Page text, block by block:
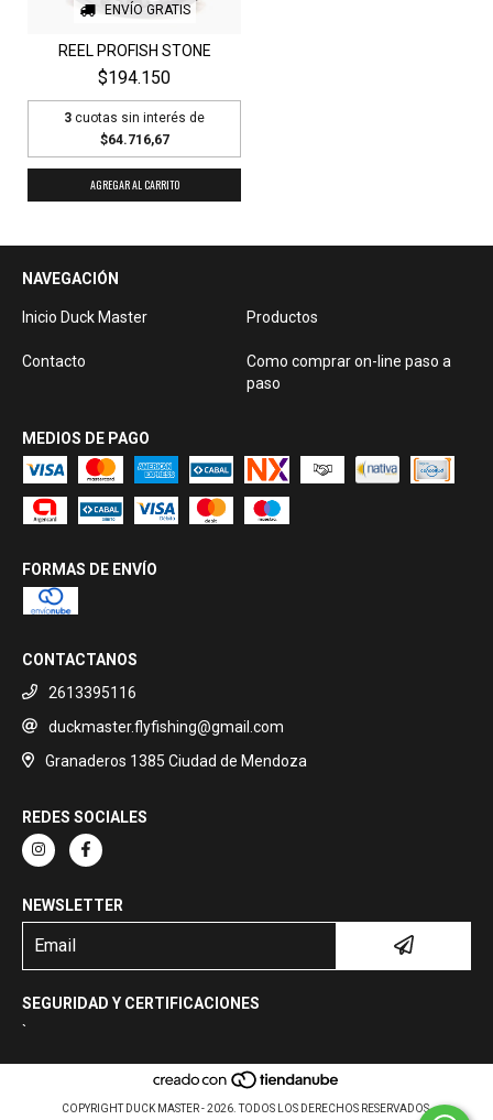
ENVÍO GRATIS
REEL PROFISH STONE
$194.150
3 cuotas sin interés de
$64.716,67
AGREGAR AL CARRITO
NAVEGACIÓN
Inicio Duck Master Productos
Contacto
Como comprar on-line paso a
paso
MEDIOS DE PAGO
FORMAS DE ENVÍO
CONTACTANOS
2613395116
duckmaster.flyfishing@gmail.com
Granaderos 1385 Ciudad de Mendoza
REDES SOCIALES
NEWSLETTER
SEGURIDAD Y CERTIFICACIONES
`
COPYRIGHT DUCK MASTER - 2026. TODOS LOS DERECHOS RESERVADOS.